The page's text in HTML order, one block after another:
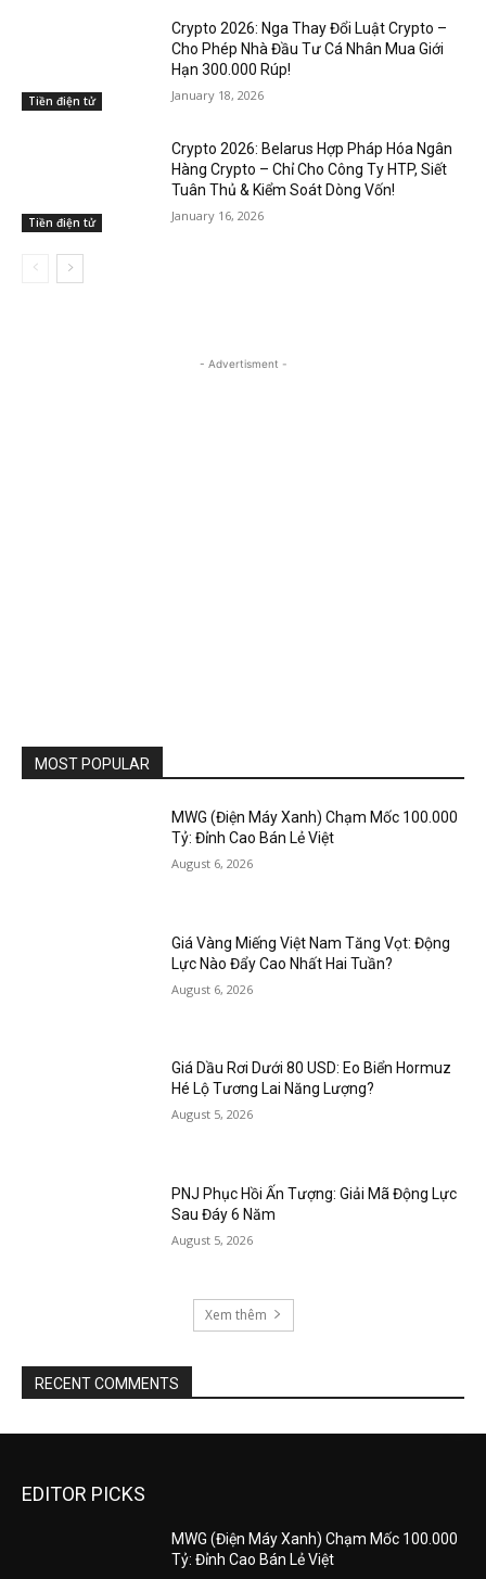
Tiền điện tử
Crypto 2026: Nga Thay Đổi Luật Crypto –
Cho Phép Nhà Đầu Tư Cá Nhân Mua Giới
Hạn 300.000 Rúp!
January 18, 2026
Tiền điện tử
Crypto 2026: Belarus Hợp Pháp Hóa Ngân
Hàng Crypto – Chỉ Cho Công Ty HTP, Siết
Tuân Thủ & Kiểm Soát Dòng Vốn!
January 16, 2026
- Advertisment -
MOST POPULAR
MWG (Điện Máy Xanh) Chạm Mốc 100.000
Tỷ: Đỉnh Cao Bán Lẻ Việt
August 6, 2026
Giá Vàng Miếng Việt Nam Tăng Vọt: Động
Lực Nào Đẩy Cao Nhất Hai Tuần?
August 6, 2026
Giá Dầu Rơi Dưới 80 USD: Eo Biển Hormuz
Hé Lộ Tương Lai Năng Lượng?
August 5, 2026
PNJ Phục Hồi Ấn Tượng: Giải Mã Động Lực
Sau Đáy 6 Năm
August 5, 2026
Xem thêm
RECENT COMMENTS
EDITOR PICKS
MWG (Điện Máy Xanh) Chạm Mốc 100.000
Tỷ: Đỉnh Cao Bán Lẻ Việt